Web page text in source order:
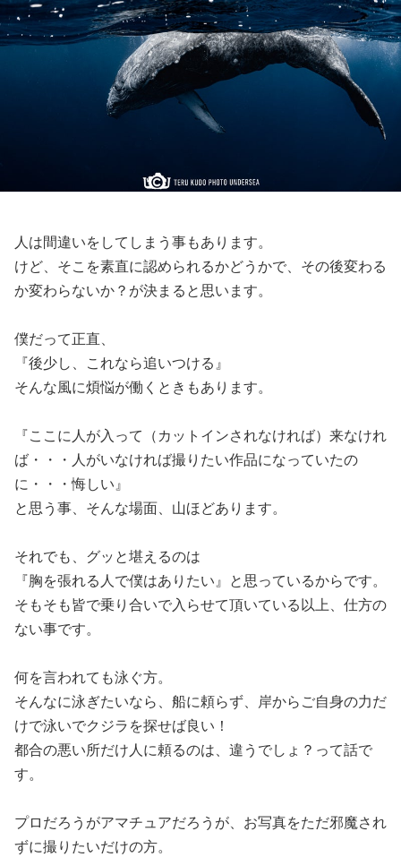
人は間違いをしてしまう事もあります。
けど、そこを素直に認められるかどうかで、その後変わる
か変わらないか？が決まると思います。
僕だって正直、
『後少し、これなら追いつける』
そんな風に煩悩が働くときもあります。
『ここに人が入って（カットインされなければ）来なけれ
ば・・・人がいなければ撮りたい作品になっていたの
に・・・悔しい』
と思う事、そんな場面、山ほどあります。
それでも、グッと堪えるのは
『胸を張れる人で僕はありたい』と思っているからです。
そもそも皆で乗り合いで入らせて頂いている以上、仕方の
ない事です。
何を言われても泳ぐ方。
そんなに泳ぎたいなら、船に頼らず、岸からご自身の力だ
けで泳いでクジラを探せば良い！
都合の悪い所だけ人に頼るのは、違うでしょ？って話で
す。
プロだろうがアマチュアだろうが、お写真をただ邪魔され
ずに撮りたいだけの方。